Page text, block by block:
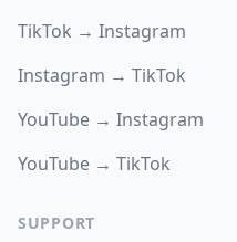
TikTok → Instagram
Instagram → TikTok
YouTube → Instagram
YouTube → TikTok
SUPPORT